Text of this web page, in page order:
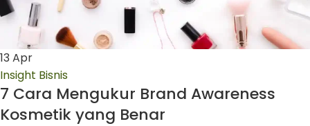
13 Apr
Insight Bisnis
7 Cara Mengukur Brand Awareness
Kosmetik yang Benar